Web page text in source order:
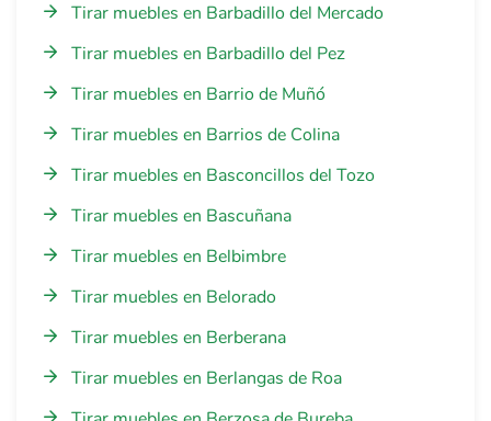
Tirar muebles en Barbadillo del Mercado
Tirar muebles en Barbadillo del Pez
Tirar muebles en Barrio de Muñó
Tirar muebles en Barrios de Colina
Tirar muebles en Basconcillos del Tozo
Tirar muebles en Bascuñana
Tirar muebles en Belbimbre
Tirar muebles en Belorado
Tirar muebles en Berberana
Tirar muebles en Berlangas de Roa